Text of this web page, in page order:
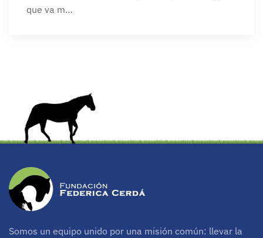
que va m…
Somos un equipo unido por una misión común: llevar la